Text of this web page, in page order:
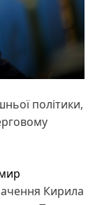
політики,
Кирила